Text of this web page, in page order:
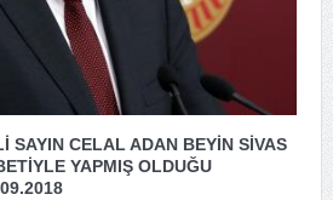
SAYIN CELAL ADAN BEYİN SİVAS
YAPMIŞ OLDUĞU